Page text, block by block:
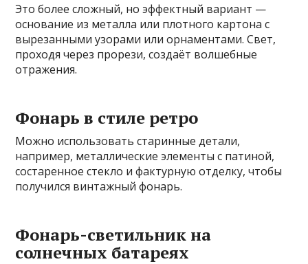
Это более сложный, но эффектный вариант —
основание из металла или плотного картона с
вырезанными узорами или орнаментами. Свет,
проходя через прорези, создаёт волшебные
отражения.
Фонарь в стиле ретро
Можно использовать старинные детали,
например, металлические элементы с патиной,
состаренное стекло и фактурную отделку, чтобы
получился винтажный фонарь.
Фонарь-светильник на
солнечных батареях